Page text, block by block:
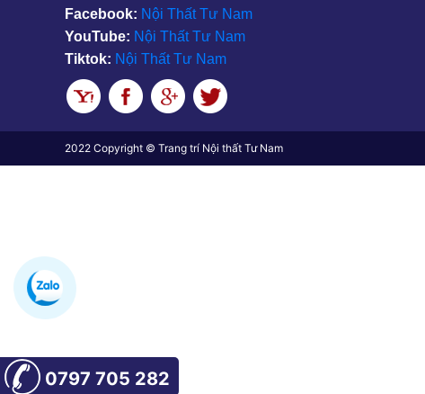
Facebook: Nội Thất Tư Nam
YouTube: Nội Thất Tư Nam
Tiktok: Nội Thất Tư Nam
2022 Copyright © Trang trí Nội thất Tư Nam
0797 705 282